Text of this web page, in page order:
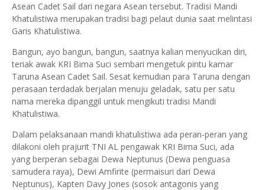
Asean Cadet Sail dari negara Asean tersebut. Tradisi Mandi
Khatulistiwa merupakan tradisi bagi pelaut dunia saat melintasi
Garis Khatulistiwa.
Bangun, ayo bangun, bangun, saatnya kalian menyucikan diri,
teriak awak KRI Bima Suci sembari mengetuk pintu kamar
Taruna Asean Cadet Sail. Sesat kemudian para Taruna dengan
perasaan terdadak berjalan menuju geladak, satu per satu
nama mereka dipanggil untuk mengikuti tradisi Mandi
Khatulistiwa.
Dalam pelaksanaan mandi khatulistiwa ada peran-peran yang
dilakoni oleh prajurit TNI AL pengawak KRI Bima Suci, ada
yang berperan sebagai Dewa Neptunus (Dewa penguasa
samudera raya), Dewi Amfirite (permaisuri dari Dewa
Neptunus), Kapten Davy Jones (sosok antagonis yang